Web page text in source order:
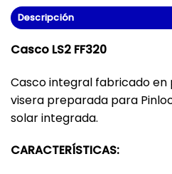
Descripción
Casco LS2 FF320
Casco integral fabricado
visera preparada para
solar integrada.
CARACTERÍSTICAS: